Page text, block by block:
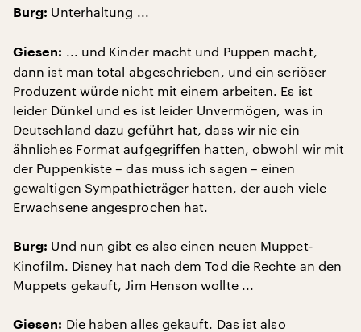
Burg: Unterhaltung ...
Giesen: ... und Kinder macht und Puppen macht,
dann ist man total abgeschrieben, und ein seriöser
Produzent würde nicht mit einem arbeiten. Es ist
leider Dünkel und es ist leider Unvermögen, was in
Deutschland dazu geführt hat, dass wir nie ein
ähnliches Format aufgegriffen hatten, obwohl wir mit
der Puppenkiste – das muss ich sagen – einen
gewaltigen Sympathieträger hatten, der auch viele
Erwachsene angesprochen hat.
Burg: Und nun gibt es also einen neuen Muppet-
Kinofilm. Disney hat nach dem Tod die Rechte an den
Muppets gekauft, Jim Henson wollte ...
Giesen: Die haben alles gekauft. Das ist also